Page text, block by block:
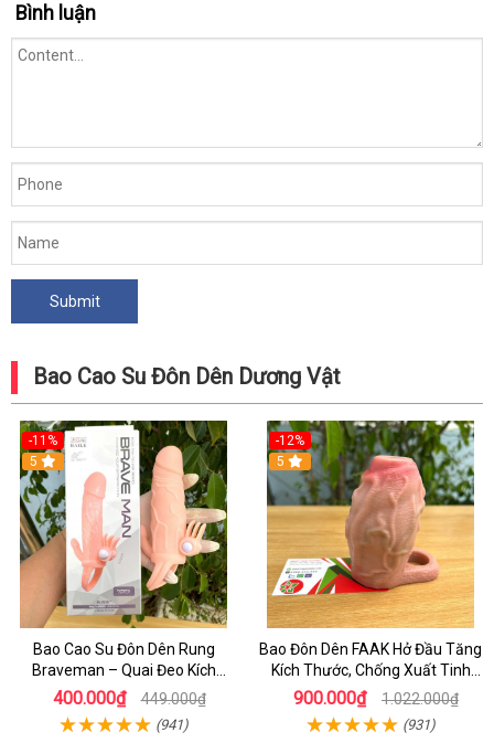
Bình luận
Bao Cao Su Đôn Dên Dương Vật
-11%
5
Bao Cao Su Đôn Dên Rung
Braveman – Quai Đeo Kích
Thích Âm Vật & Hậu Môn
400.000₫ 449.000₫
(941)
-12%
5
Bao Đôn Dên FAAK Hở Đầu Tăng
Kích Thước, Chống Xuất Tinh
Sớm
900.000₫ 1.022.000₫
(931)